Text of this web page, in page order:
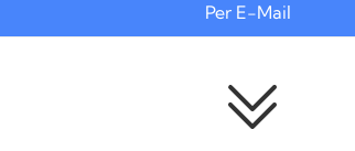
Per E-Mail